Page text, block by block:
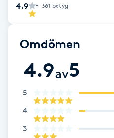
Eyeliner-tatuering
4.9 361 betyg
Omdömen
4.9av5
5
4
3